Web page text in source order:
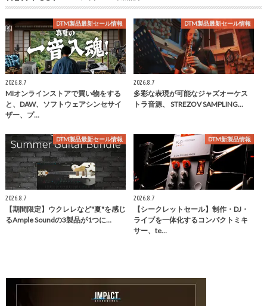
DTM製品最新セール情報
2026.8.7
MIオンラインストアで買い物をする
と、DAW、ソフトウェアシンセサイ
ザー、プ…
DTM製品最新セール情報
2026.8.7
多彩な表現が可能なジャズオーケス
トラ音源、 STREZOV SAMPLING…
DTM製品最新セール情報
2026.8.7
【期間限定】ウクレレなど"夏"を感じ
るAmple Soundの3製品が1つに…
DTM新製品情報
2026.8.7
【シークレットセール】制作・DJ・
ライブを一体化するコンパクトミキ
サー、te…